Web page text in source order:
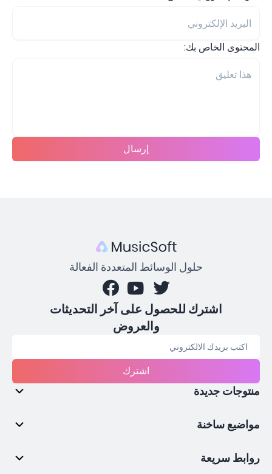
المحتوى الخاص بك:
إرسال
حلول الوسائط المتعددة الفعالة
اشترك للحصول على آخر التحديثات
والعروض
اشترك
منتوجات جديدة
مواضيع ساخنة
روابط سريعة